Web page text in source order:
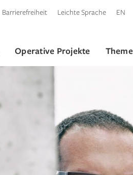
Barrierefreiheit Leichte Sprache EN
Operative Projekte